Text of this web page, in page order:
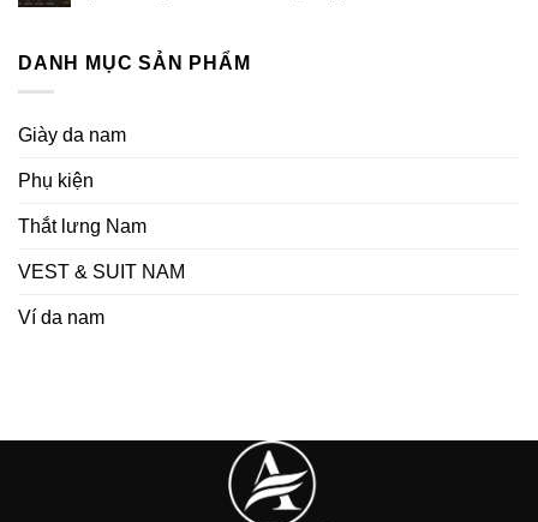
DANH MỤC SẢN PHẨM
Giày da nam
Phụ kiện
Thắt lưng Nam
VEST & SUIT NAM
Ví da nam